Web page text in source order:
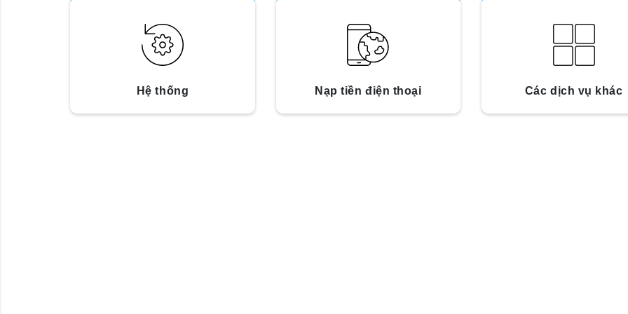
Hệ thống Nạp tiền điện thoại Các dịch vụ khác